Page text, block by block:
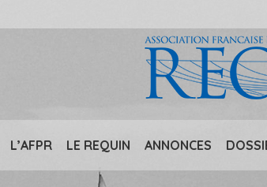
L’AFPR LE REQUIN ANNONCES